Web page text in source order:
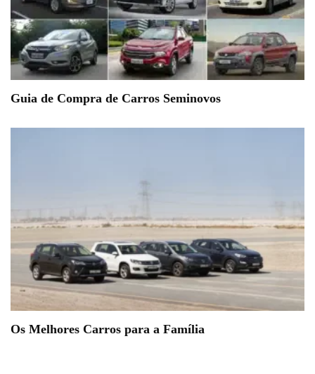
Guia de Compra de Carros Seminovos
Os Melhores Carros para a Família